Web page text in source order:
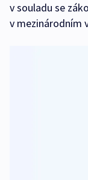
v souladu se
v mezinárodním